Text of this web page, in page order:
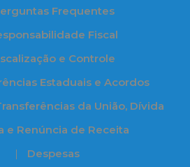
Frequentes
Fiscal
e Controle
Estaduais e Acordos
da União, Dívida
e Renúncia de Receita
Despesas